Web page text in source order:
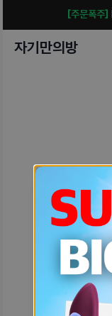
[주문폭주]
자기만의방